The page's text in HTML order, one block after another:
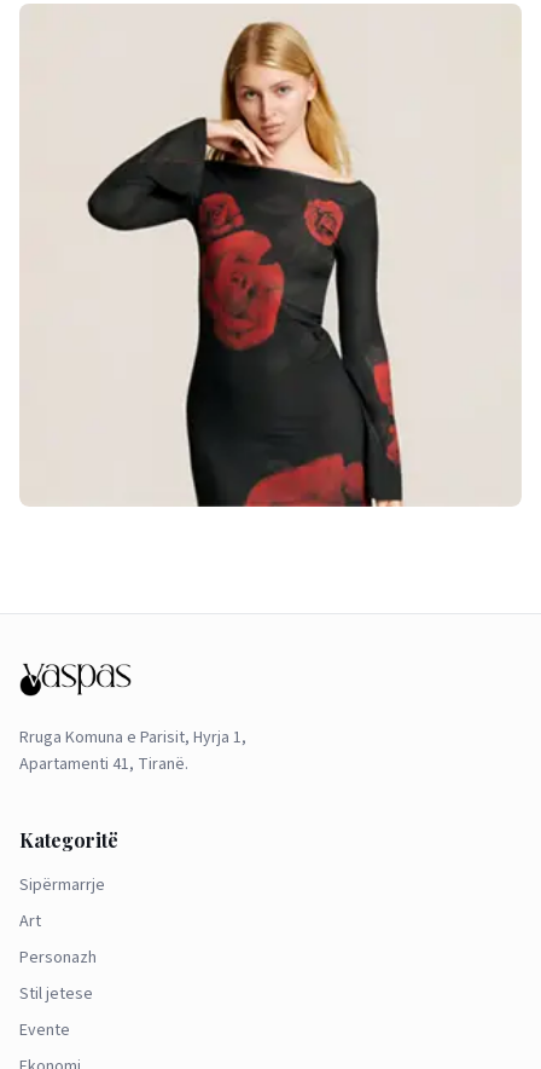
Rruga Komuna e Parisit, Hyrja 1,
Apartamenti 41, Tiranë.
Kategoritë
Sipërmarrje
Art
Personazh
Stil jetese
Evente